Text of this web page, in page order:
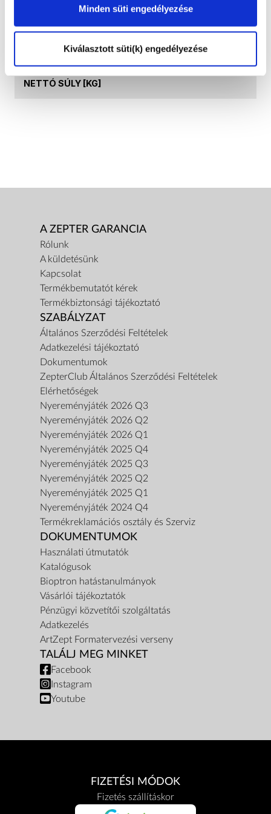
Minden süti engedélyezése
Kiválasztott süti(k) engedélyezése
TERMÉK NEVE
BRUTTÓ TÖMEG [KG]
NETTÓ SÚLY [KG]
A ZEPTER GARANCIA
Rólunk
A küldetésünk
Kapcsolat
Termékbemutatót kérek
Termékbiztonsági tájékoztató
SZABÁLYZAT
Általános Szerződési Feltételek
Adatkezelési tájékoztató
Dokumentumok
ZepterClub Általános Szerződési Feltételek
Elérhetőségek
Nyereményjáték 2026 Q3
Nyereményjáték 2026 Q2
Nyereményjáték 2026 Q1
Nyereményjáték 2025 Q4
Nyereményjáték 2025 Q3
Nyereményjáték 2025 Q2
Nyereményjáték 2025 Q1
Nyereményjáték 2024 Q4
Termékreklamációs osztály és Szerviz
DOKUMENTUMOK
Használati útmutatók
Katalógusok
Bioptron hatástanulmányok
Vásárlói tájékoztatók
Pénzügyi közvetítői szolgáltatás
Adatkezelés
ArtZept Formatervezési verseny
TALÁLJ MEG MINKET
Facebook
Instagram
Youtube
FIZETÉSI MÓDOK
Fizetés szállításkor